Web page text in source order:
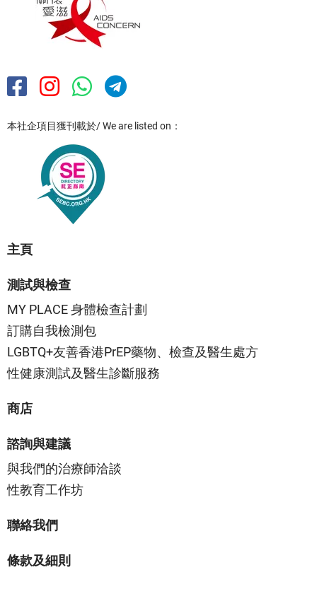
本社企項目獲刊載於/ We are listed on：
主頁
測試與檢查
MY PLACE 身體檢查計劃
訂購自我檢測包
LGBTQ+友善香港PrEP藥物、檢查及醫生處方
性健康測試及醫生診斷服務
商店
諮詢與建議
與我們的治療師洽談
性教育工作坊
聯絡我們
條款及細則